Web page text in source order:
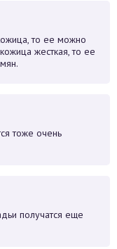
то ее можно
жесткая, то ее
тоже очень
получатся еще